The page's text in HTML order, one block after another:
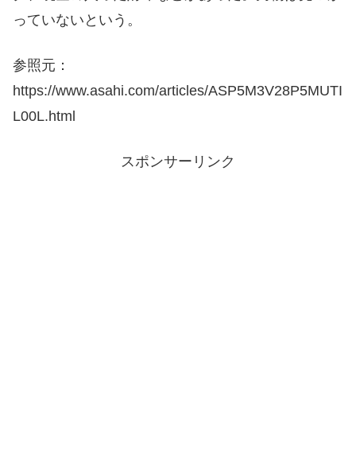
っていないという。
参照元：
https://www.asahi.com/articles/ASP5M3V28P5MUTI
L00L.html
スポンサーリンク